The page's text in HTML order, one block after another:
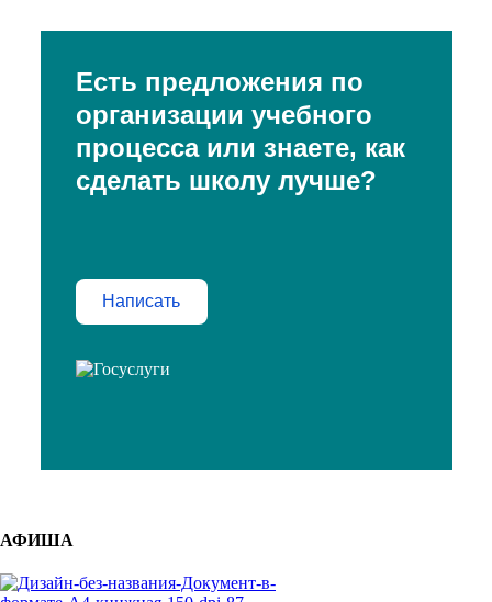
Есть предложения по
организации учебного
процесса или знаете, как
сделать школу лучше?
Написать
АФИША